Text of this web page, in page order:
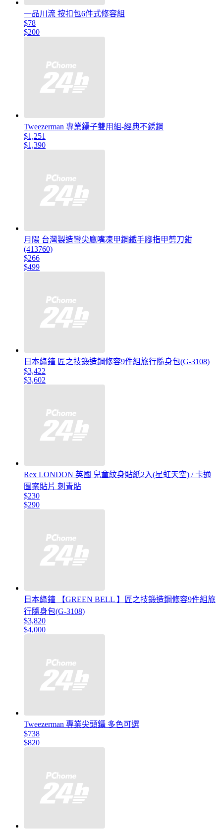
一品川流 按扣包6件式修容組
$78
$200
Tweezerman 專業鑷子雙用組-經典不銹鋼
$1,251
$1,390
月陽 台灣製造彎尖鷹嘴凍甲鋼鐵手腳指甲剪刀鉗
(413760)
$266
$499
日本綠鐘 匠之技鍛造鋼修容9件組旅行隨身包(G-3108)
$3,422
$3,602
Rex LONDON 英國 兒童紋身貼紙2入(星虹天空) / 卡通
圖案貼片 刺青貼
$230
$290
日本綠鐘 【GREEN BELL 】匠之技鍛造鋼修容9件組旅
行隨身包(G-3108)
$3,820
$4,000
Tweezerman 專業尖頭鑷 多色可選
$738
$820